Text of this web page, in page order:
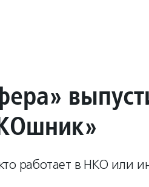
работает в НКО или